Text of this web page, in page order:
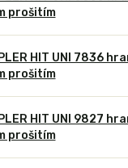
prošitím
HIT UNI 7836
prošitím
HIT UNI 9827
prošitím